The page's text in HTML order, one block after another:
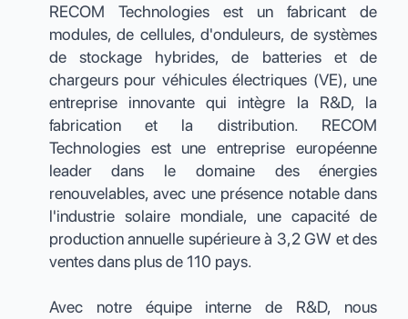
RECOM Technologies est un fabricant de
modules, de cellules, d'onduleurs, de systèmes
de stockage hybrides, de batteries et de
chargeurs pour véhicules électriques (VE), une
entreprise innovante qui intègre la R&D, la
fabrication et la distribution. RECOM
Technologies est une entreprise européenne
leader dans le domaine des énergies
renouvelables, avec une présence notable dans
l'industrie solaire mondiale, une capacité de
production annuelle supérieure à 3,2 GW et des
ventes dans plus de 110 pays.
Avec notre équipe interne de R&D, nous